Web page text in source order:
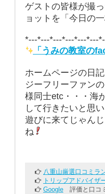
ゲストの皆様が撮
ョットを「今日の
*---*---*---*---*---*---
「うみの教室の
ホームページの日
ジーフリーファン
様同士etc・・・海
して行きたいと思
遊びに来てじゃん
ね
八重山厳選口コミラ
トリップアドバイザ
Google 評価と口コ